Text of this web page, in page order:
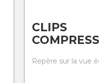
CLIPS
Repère sur la vue